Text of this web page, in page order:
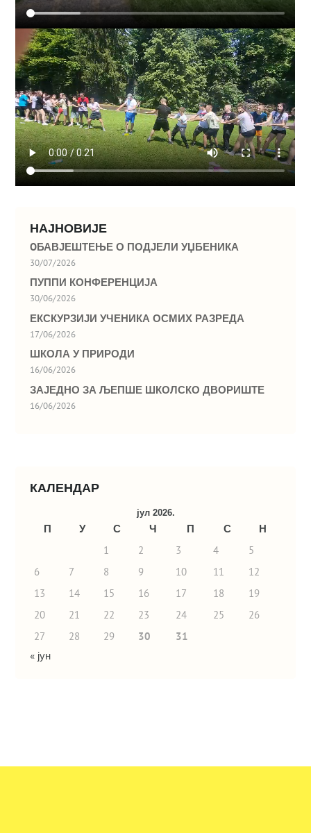
НАЈНОВИЈЕ
OБАВЈЕШТЕЊЕ О ПОДЈЕЛИ УЏБЕНИКА
30/07/2026
ПУППИ КОНФЕРЕНЦИЈА
30/06/2026
ЕКСКУРЗИЈИ УЧЕНИКА ОСМИХ РАЗРЕДА
17/06/2026
ШКОЛА У ПРИРОДИ
16/06/2026
ЗАЈЕДНО ЗА ЉЕПШЕ ШКОЛСКО ДВОРИШТЕ
16/06/2026
КАЛЕНДАР
јул 2026.
П У С Ч П С
Н
1
2 3 4
5
6
7 8 9 10 11
12
13
14 15 16 17 18
19
20
21 22 23 24 25
26
27
28 29 30
31
« јун